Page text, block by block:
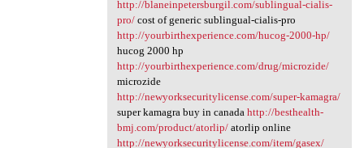
http://blaneinpetersburgil.com/sublingual-cialis-
pro/cost of generic sublingual-cialis-pro
http://yourbirthexperience.com/hucog-2000-hp/
hucog 2000 hp
http://yourbirthexperience.com/drug/microzide/
microzide
http://newyorksecuritylicense.com/super-kamagra/
super kamagra buy in canada http://besthealth-
bmj.com/product/atorlip/atorlip online
http://newyorksecuritylicense.com/item/gasex/